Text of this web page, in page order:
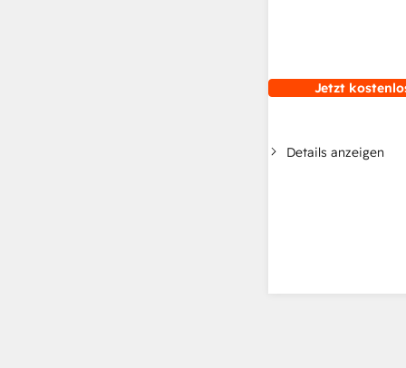
Jetzt
Details anzeigen